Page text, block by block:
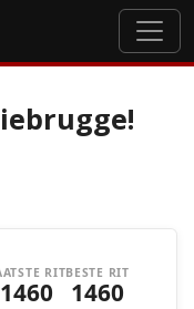
RIT
1460
BESTE RIT
1460